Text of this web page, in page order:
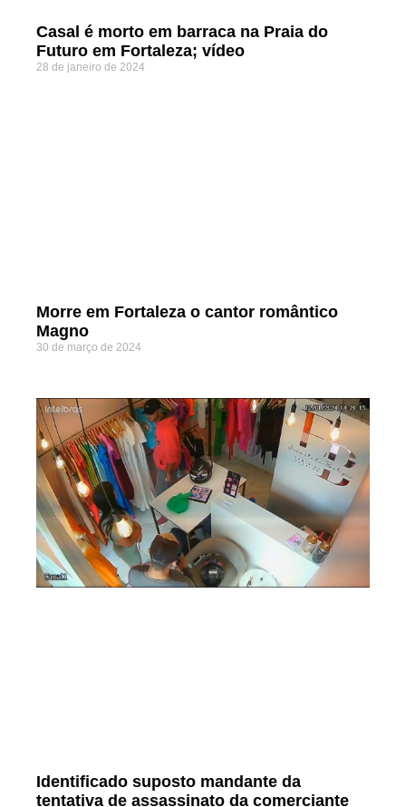
Casal é morto em barraca na Praia do
Futuro em Fortaleza; vídeo
28 de janeiro de 2024
Morre em Fortaleza o cantor romântico
Magno
30 de março de 2024
Identificado suposto mandante da
tentativa de assassinato da comerciante